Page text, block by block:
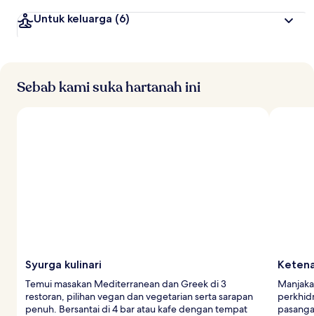
o
l
Untuk keluarga (6)
Sebab kami suka hartanah ini
Syurga kulinari
Temui masakan Mediterranean dan Greek di 3
restoran, pilihan vegan dan vegetarian serta sarapan
penuh. Bersantai di 4 bar atau kafe dengan tempat